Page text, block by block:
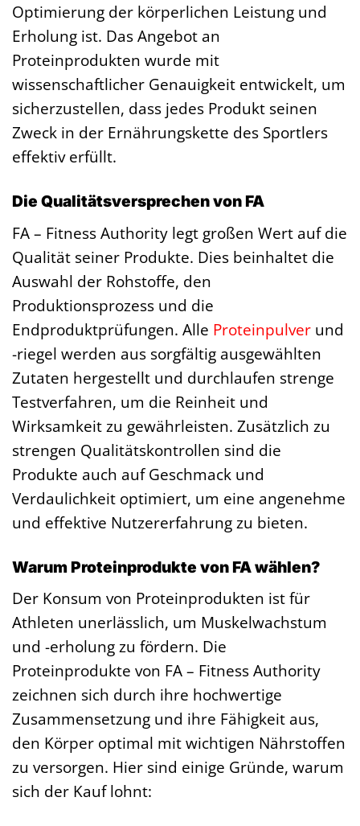
Optimierung der körperlichen Leistung und
Erholung ist. Das Angebot an
Proteinprodukten wurde mit
wissenschaftlicher Genauigkeit entwickelt, um
sicherzustellen, dass jedes Produkt seinen
Zweck in der Ernährungskette des Sportlers
effektiv erfüllt.
Die Qualitätsversprechen von FA
FA – Fitness Authority legt großen Wert auf die
Qualität seiner Produkte. Dies beinhaltet die
Auswahl der Rohstoffe, den
Produktionsprozess und die
Endproduktprüfungen. Alle Proteinpulver und
-riegel werden aus sorgfältig ausgewählten
Zutaten hergestellt und durchlaufen strenge
Testverfahren, um die Reinheit und
Wirksamkeit zu gewährleisten. Zusätzlich zu
strengen Qualitätskontrollen sind die
Produkte auch auf Geschmack und
Verdaulichkeit optimiert, um eine angenehme
und effektive Nutzererfahrung zu bieten.
Warum Proteinprodukte von FA wählen?
Der Konsum von Proteinprodukten ist für
Athleten unerlässlich, um Muskelwachstum
und -erholung zu fördern. Die
Proteinprodukte von FA – Fitness Authority
zeichnen sich durch ihre hochwertige
Zusammensetzung und ihre Fähigkeit aus,
den Körper optimal mit wichtigen Nährstoffen
zu versorgen. Hier sind einige Gründe, warum
sich der Kauf lohnt: